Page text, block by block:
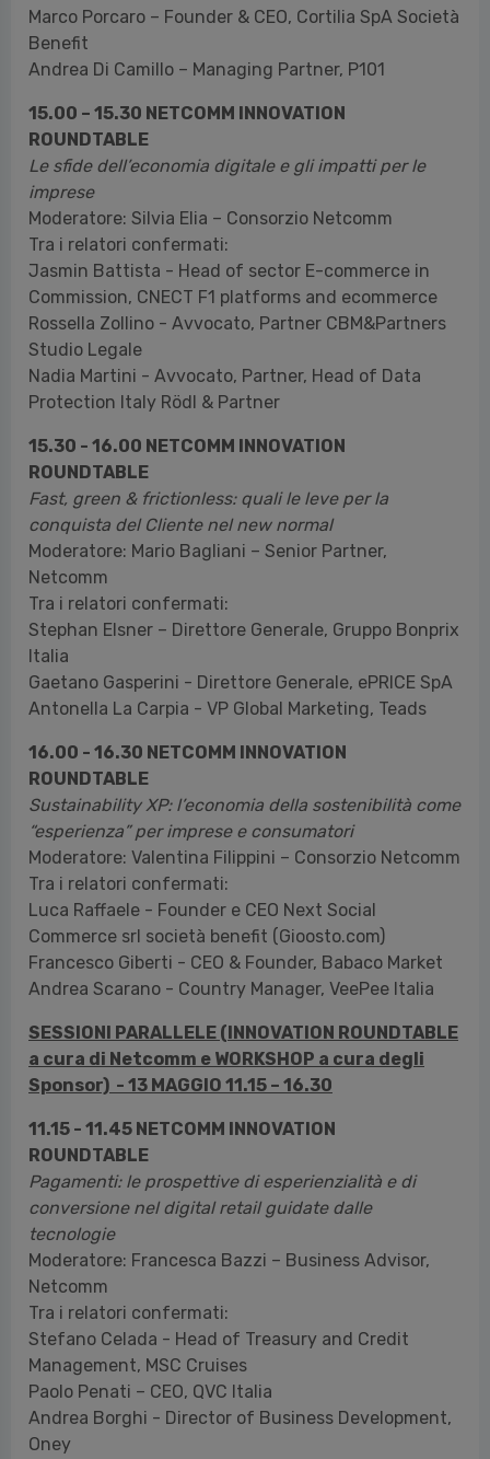
Marco Porcaro – Founder & CEO, Cortilia SpA Società
Benefit
Andrea Di Camillo – Managing Partner, P101
15.00 – 15.30 NETCOMM INNOVATION
ROUNDTABLE
Le sfide dell’economia digitale e gli impatti per le
imprese
Moderatore: Silvia Elia – Consorzio Netcomm
Tra i relatori confermati:
Jasmin Battista - Head of sector E-commerce in
Commission, CNECT F1 platforms and ecommerce
Rossella Zollino - Avvocato, Partner CBM&Partners
Studio Legale
Nadia Martini - Avvocato, Partner, Head of Data
Protection Italy Rödl & Partner
15.30 - 16.00 NETCOMM INNOVATION
ROUNDTABLE
Fast, green & frictionless: quali le leve per la
conquista del Cliente nel new normal
Moderatore: Mario Bagliani – Senior Partner,
Netcomm
Tra i relatori confermati:
Stephan Elsner – Direttore Generale, Gruppo Bonprix
Italia
Gaetano Gasperini - Direttore Generale, ePRICE SpA
Antonella La Carpia - VP Global Marketing, Teads
16.00 - 16.30 NETCOMM INNOVATION
ROUNDTABLE
Sustainability XP: l’economia della sostenibilità come
“esperienza” per imprese e consumatori
Moderatore: Valentina Filippini – Consorzio Netcomm
Tra i relatori confermati:
Luca Raffaele - Founder e CEO Next Social
Commerce srl società benefit (Gioosto.com)
Francesco Giberti - CEO & Founder, Babaco Market
Andrea Scarano - Country Manager, VeePee Italia
SESSIONI PARALLELE (INNOVATION ROUNDTABLE
a cura di Netcomm e WORKSHOP a cura degli
Sponsor) - 13 MAGGIO 11.15 – 16.30
11.15 - 11.45 NETCOMM INNOVATION
ROUNDTABLE
Pagamenti: le prospettive di esperienzialità e di
conversione nel digital retail guidate dalle
tecnologie
Moderatore: Francesca Bazzi – Business Advisor,
Netcomm
Tra i relatori confermati:
Stefano Celada - Head of Treasury and Credit
Management, MSC Cruises
Paolo Penati – CEO, QVC Italia
Andrea Borghi - Director of Business Development,
Oney